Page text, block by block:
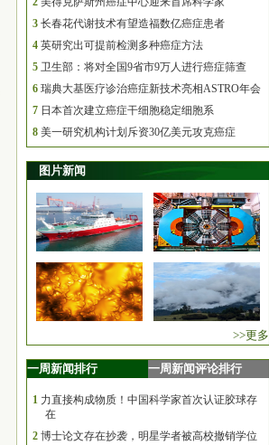
3 长春花代谢技术有望造福数亿癌症患者
4 英研究出可提前检测多种癌症方法
5 卫生部：将对全国9省市9万人进行癌症筛查
6 瑞典大基医疗诊治癌症新技术亮相ASTRO年会
7 日本首次建立癌症干细胞稳定细胞系
8 美一研究机构计划斥资30亿美元攻克癌症
图片新闻
>>更多
一周新闻排行 一周新闻评论排行
1 力直接构成物质！中国科学家首次认证胶球存
在
2 博士论文存在抄袭，明星学者被高校撤销学位